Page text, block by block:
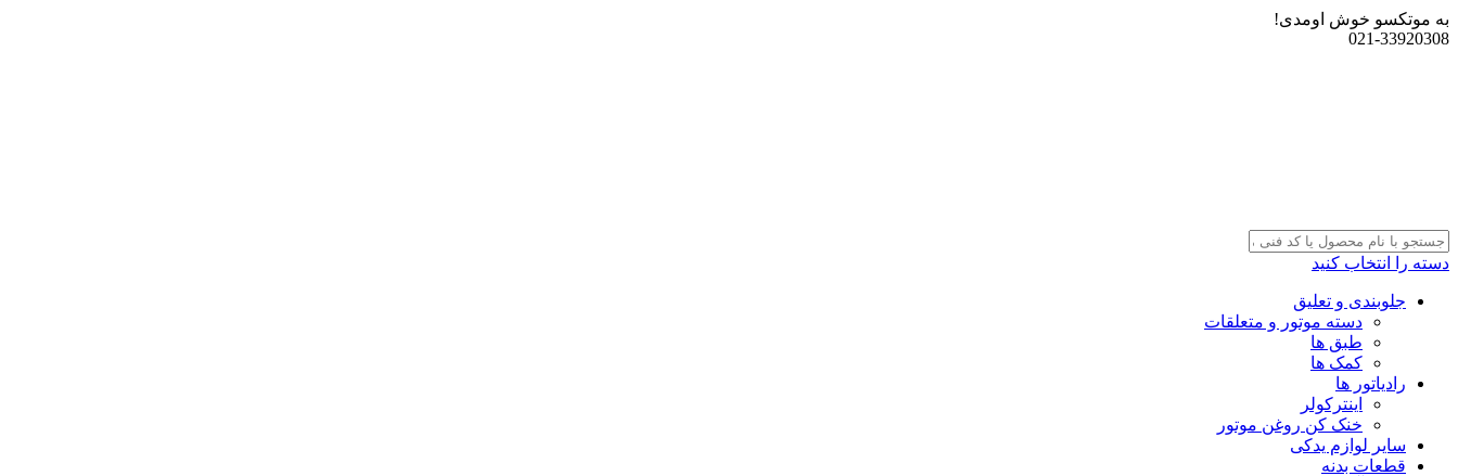
به موتکسو خوش اومدی!
021-33920308
دسته را انتخاب کنید
جلوبندی و تعلیق
دسته موتور و متعلقات
طبق ها
کمک ها
رادیاتور ها
اینترکولر
خنک کن روغن موتور
سایر لوازم یدکی
قطعات بدنه